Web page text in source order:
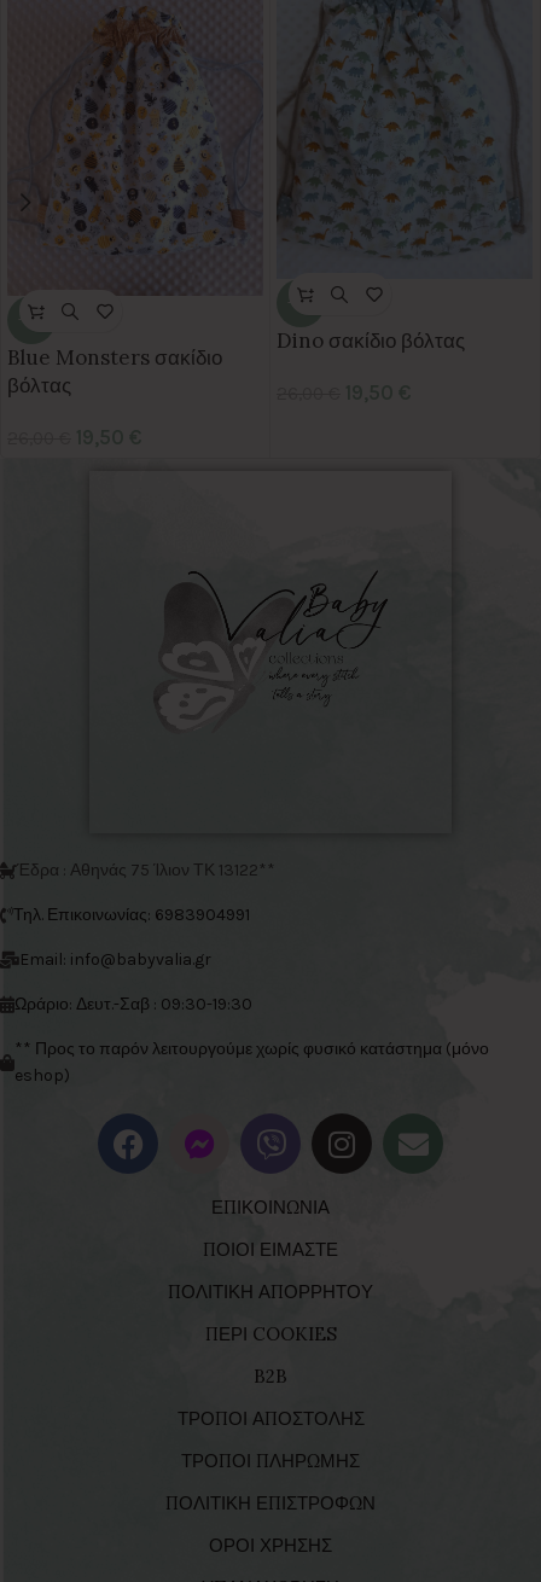
-25%
Blue Monsters σακίδιο
βόλτας
-25%
Dino σακίδιο βόλτας
Έδρα : Αθηνάς 75 Ίλιον ΤΚ 13122**
Τηλ. Επικοινωνίας: 6983904991
Email: info@babyvalia.gr
Ωράριο: Δευτ.-Σαβ : 09:30-19:30
** Προς το παρόν λειτουργούμε χωρίς φυσικό κατάστημα (μόνο
eshop)
ΕΠΙΚΟΙΝΩΝΙΑ
ΠΟΙΟΙ ΕΙΜΑΣΤΕ
ΠΟΛΙΤΙΚΗ ΑΠΟΡΡΗΤΟΥ
ΠΕΡΙ COOKIES
B2B
ΤΡΟΠΟΙ ΑΠΟΣΤΟΛΗΣ
ΤΡΟΠΟΙ ΠΛΗΡΩΜΗΣ
ΠΟΛΙΤΙΚΗ ΕΠΙΣΤΡΟΦΩΝ
ΟΡΟΙ ΧΡΗΣΗΣ